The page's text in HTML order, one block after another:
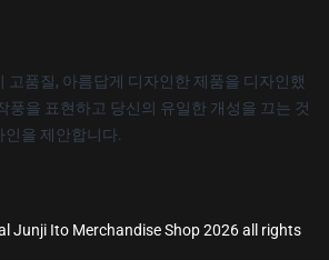
고품질, 아름답게 디자인한 제품을 디자인했
풍을 표현하고 당신의 유일한 개성을 끄는 것
을 제안합니다.
Junji Ito Merchandise Shop 2026 all rights